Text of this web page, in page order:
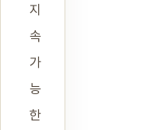
지
속
가
능
한